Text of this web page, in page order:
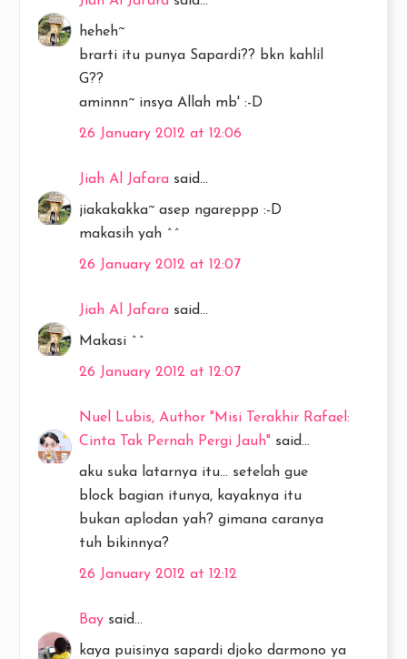
heheh~
brarti itu punya Sapardi?? bkn kahlil
G??
aminnn~ insya Allah mb' :-D
26 January 2012 at 12:06
Jiah Al Jafara said...
jiakakakka~ asep ngareppp :-D
makasih yah ^^
26 January 2012 at 12:07
Jiah Al Jafara said...
Makasi ^^
26 January 2012 at 12:07
Nuel Lubis, Author "Misi Terakhir Rafael:
Cinta Tak Pernah Pergi Jauh" said...
aku suka latarnya itu... setelah gue
block bagian itunya, kayaknya itu
bukan aplodan yah? gimana caranya
tuh bikinnya?
26 January 2012 at 12:12
Bay said...
kaya puisinya sapardi djoko darmono ya